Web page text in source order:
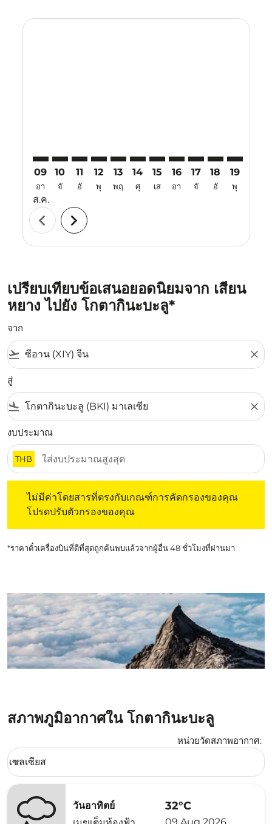
09
อา
ส.ค.
10
จั
11
อั
12
พุ
13
พฤ
14
ศุ
15
เส
16
อา
17
จั
18
อั
19
พุ
chevron_left chevron_right
เปรียบเทียบข้อเสนอยอดนิยมจาก เสียน
หยาง ไปยัง โกตากินะบะลู*
จาก
flight_takeoff close
สู่
flight_land close
งบประมาณ
THB
ไม่มีค่าโดยสารที่ตรงกับเกณฑ์การคัดกรองของคุณ
โปรดปรับตัวกรองของคุณ
*ราคาตั๋วเครื่องบินที่ดีที่สุดถูกค้นพบแล้วจากผู้อื่น 48 ชั่วโมงที่ผ่านมา
สภาพภูมิอากาศใน โกตากินะบะลู
หน่วยวัดสภาพอากาศ:
Weather unit option เซลเซียส Selected
เซลเซียส
keyboard_arrow_down
วันอาทิตย์
32°C
09 Aug 2026